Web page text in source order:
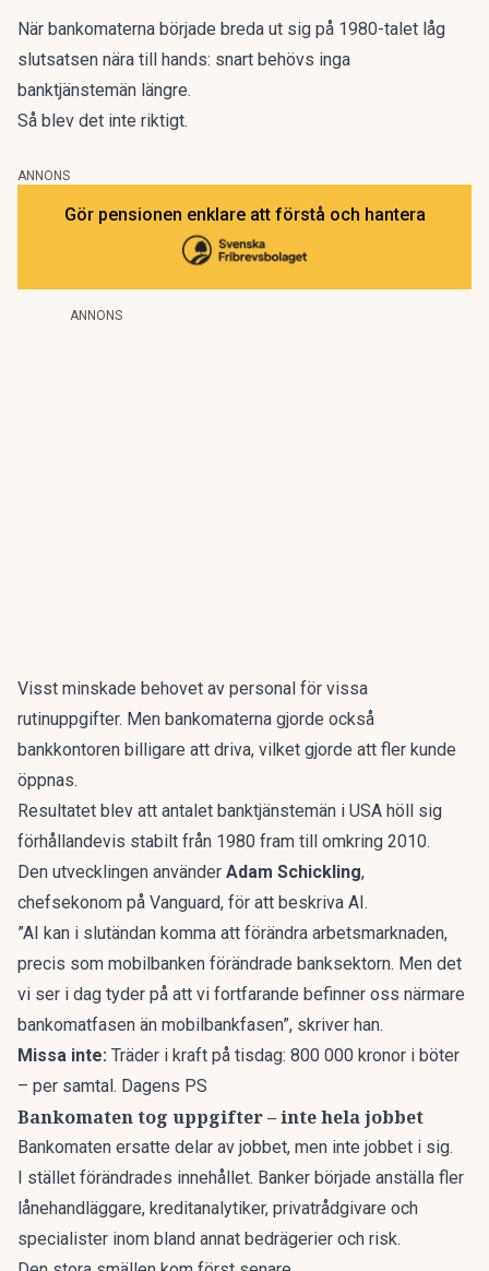
När bankomaterna började breda ut sig på 1980-talet låg
slutsatsen nära till hands: snart behövs inga
banktjänstemän längre.
Så blev det inte riktigt.
ANNONS
Gör pensionen enklare att förstå och hantera
ANNONS
Visst minskade behovet av personal för vissa
rutinuppgifter. Men bankomaterna gjorde också
bankkontoren billigare att driva, vilket gjorde att fler kunde
öppnas.
Resultatet blev att antalet banktjänstemän i USA höll sig
förhållandevis stabilt från 1980 fram till omkring 2010.
Den utvecklingen använder Adam Schickling,
chefsekonom på Vanguard, för att beskriva AI.
”AI kan i slutändan komma att förändra arbetsmarknaden,
precis som mobilbanken förändrade banksektorn. Men det
vi ser i dag tyder på att vi fortfarande befinner oss närmare
bankomatfasen än mobilbankfasen”, skriver han.
Missa inte: Träder i kraft på tisdag: 800 000 kronor i böter
– per samtal. Dagens PS
Bankomaten tog uppgifter – inte hela jobbet
Bankomaten ersatte delar av jobbet, men inte jobbet i sig.
I stället förändrades innehållet. Banker började anställa fler
lånehandläggare, kreditanalytiker, privatrådgivare och
specialister inom bland annat bedrägerier och risk.